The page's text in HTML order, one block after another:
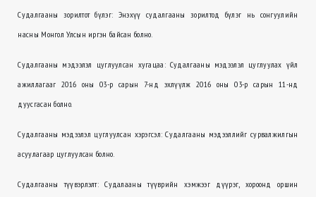
Судалгааны зорилтот бүлэг: Энэхүү судалгааны зорилтод бүлэг нь сонгуулийн
насны Монгол Улсын иргэн байсан болно.
Судалгааны мэдээлэл цуглуулсан хугацаа: Судалгааны мэдээлэл цуглуулах үйл
ажиллагааг 2016 оны 03-р сарын 7-нд эхлүүлж 2016 оны 03-р сарын 11-нд
дуусгасан болно.
Судалгааны мэдээлэл цуглуулсан хэрэгсэл: Судалгааны мэдээллийг сурвалжилгын
асуулагаар цуглуулсан болно.
Судалгааны түүвэрлэлт: Судалааны түүврийн хэмжээг дүүрэг, хороонд оршин